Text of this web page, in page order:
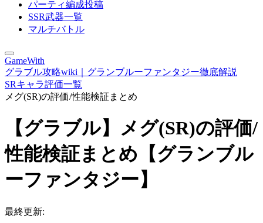
パーティ編成投稿
SSR武器一覧
マルチバトル
GameWith
グラブル攻略wiki｜グランブルーファンタジー徹底解説
SRキャラ評価一覧
メグ(SR)の評価/性能検証まとめ
【グラブル】メグ(SR)の評価/
性能検証まとめ【グランブル
ーファンタジー】
最終更新: